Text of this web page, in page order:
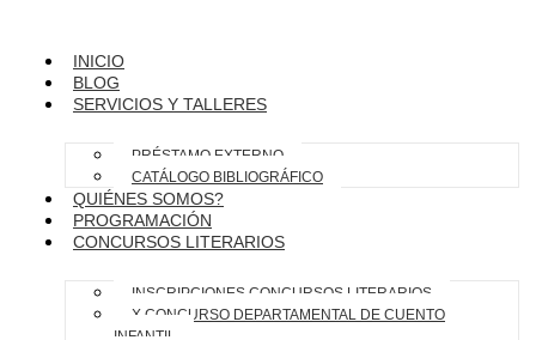
INICIO
BLOG
SERVICIOS Y TALLERES
PRÉSTAMO EXTERNO
CATÁLOGO BIBLIOGRÁFICO
QUIÉNES SOMOS?
PROGRAMACIÓN
CONCURSOS LITERARIOS
INSCRIPCIONES CONCURSOS LITERARIOS
X CONCURSO DEPARTAMENTAL DE CUENTO
INFANTIL